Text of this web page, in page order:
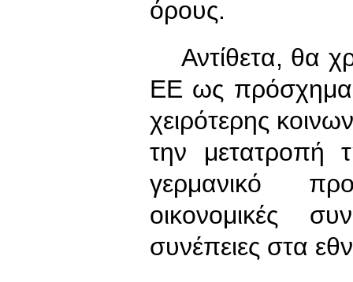
όρους.
Αντίθετα, θα
ΕΕ ως πρόσχημα
χειρότερης
την μετατροπή
γερμανικό
οικονομικές
συνέπειες στα